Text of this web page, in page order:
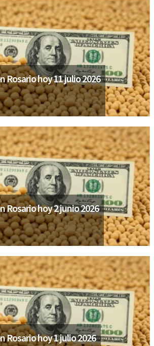
Rosario hoy 11 julio 2026
Rosario hoy 2 junio 2026
Rosario hoy 1 julio 2026